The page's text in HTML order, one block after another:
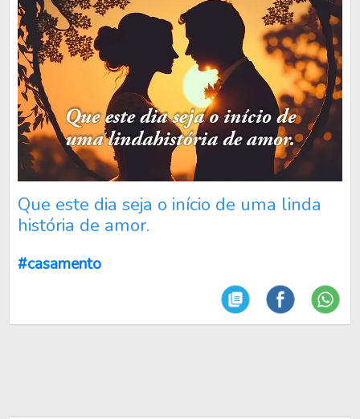
Que este dia seja o início de uma linda
história de amor.
#casamento